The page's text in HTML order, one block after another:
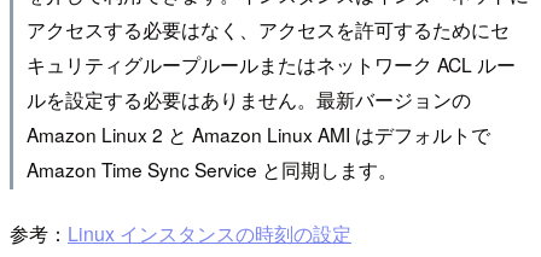
アクセスする必要はなく、アクセスを許可するためにセ
キュリティグループルールまたはネットワーク ACL ルー
ルを設定する必要はありません。最新バージョンの
Amazon Linux 2 と Amazon Linux AMI はデフォルトで
Amazon Time Sync Service と同期します。
参考： Linux インスタンスの時刻の設定